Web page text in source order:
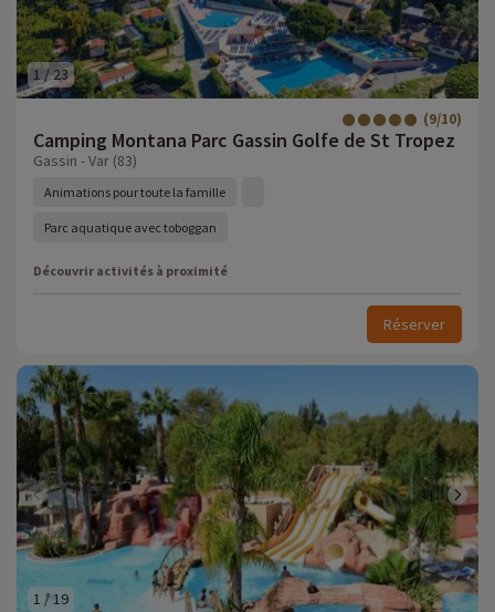
1 /23
Camping Montana Parc Gassin Golfe de St Tropez
(9/10)
Gassin - Var (83)
Animations pour toute la famille
Parc aquatique avec toboggan
Découvrir activités à proximité
Réserver
1 /19